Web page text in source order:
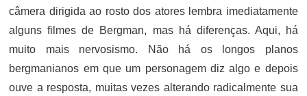
câmera dirigida ao rosto dos atores lembra imediatamente
alguns filmes de Bergman, mas há diferenças. Aqui, há
muito mais nervosismo. Não há os longos planos
bergmanianos em que um personagem diz algo e depois
ouve a resposta, muitas vezes alterando radicalmente sua